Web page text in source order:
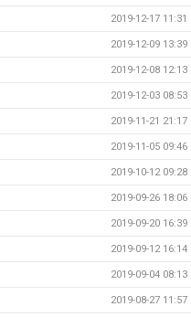
2019-12-17 11:31
2019-12-09 13:39
2019-12-08 12:13
2019-12-03 08:53
2019-11-21 21:17
2019-11-05 09:46
2019-10-12 09:28
2019-09-26 18:06
2019-09-20 16:39
2019-09-12 16:14
2019-09-04 08:13
2019-08-27 11:57